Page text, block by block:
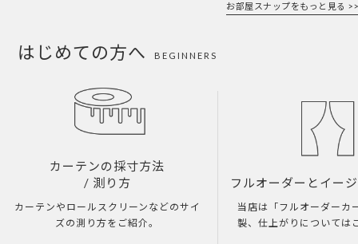
お部屋スナップをもっと見る >>
はじめての方へ BEGINNERS
カーテンの採寸方法
/ 測り方
カーテンやロールスクリーンなどのサイ
ズの測り方をご紹介。
フルオーダーとイー
当店は「フルオーダーカ
製、仕上がりについては